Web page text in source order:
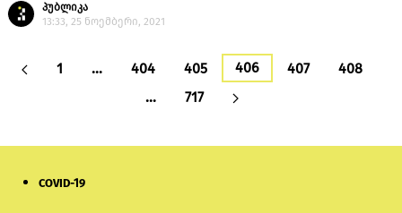
პუბლიკა
13:33, 25 ნოემბერი, 2021
1 … 404 405 406 407
408
…
717
COVID-19